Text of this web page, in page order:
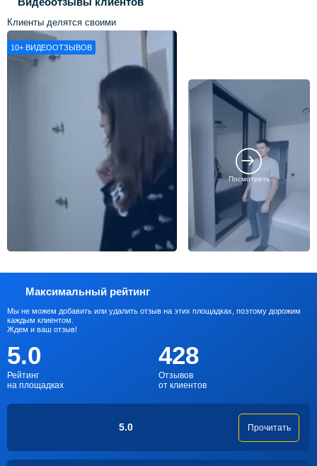
Клиенты делятся своими
впечатлениями о нашей работе
10+ ВИДЕООТЗЫВОВ
Посмотреть
Максимальный рейтинг
Мы не можем добавить или удалить отзыв на этих площадках, поэтому дорожим
каждым клиентом.
Ждем и ваш отзыв!
5.0
Рейтинг
на площадках
428
Отзывов
от клиентов
5.0 Прочитать